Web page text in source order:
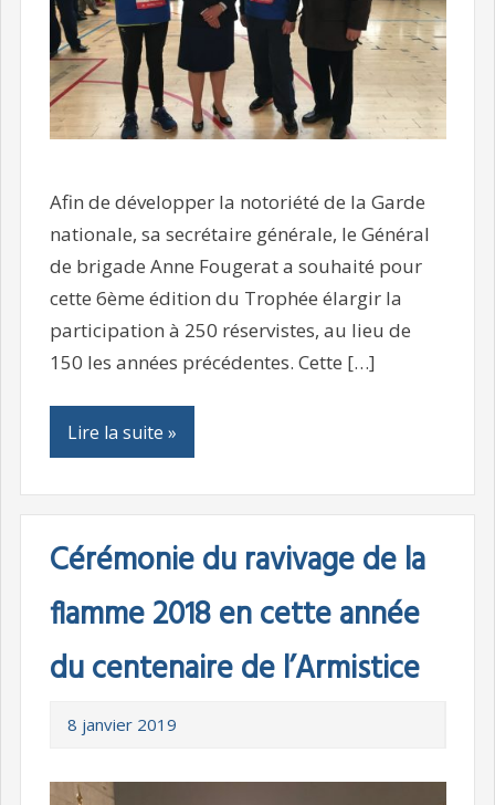
Afin de développer la notoriété de la Garde
nationale, sa secrétaire générale, le Général
de brigade Anne Fougerat a souhaité pour
cette 6ème édition du Trophée élargir la
participation à 250 réservistes, au lieu de
150 les années précédentes. Cette […]
Lire la suite »
Cérémonie du ravivage de la
flamme 2018 en cette année
du centenaire de l’Armistice
8 janvier 2019